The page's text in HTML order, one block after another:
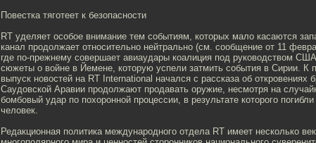
Повестка тяготеет к безопасности
RT уделяет особое внимание тем событиям, которых мало касаются
канал продолжает относительно нейтрально (см. сообщение от 11
где по-прежнему совершает авиаудары коалиция под руководством
сюжеты о войне в Йемене, которую успели затмить события в Сирии. К
выпуск новостей на RT International начался с рассказа об откровениях
Саудовской Аравии продолжают продавать оружие, несмотря на
бомбовый удар по похоронной процессии, в результате которого
человек.
Редакционная политика международного отдела RT имеет несколько